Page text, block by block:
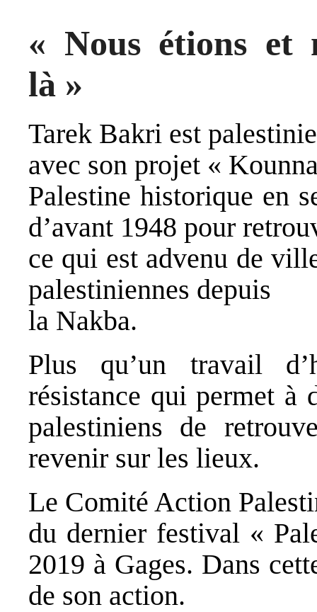
« Nous étions et
là »
Tarek Bakri est
avec son projet «
Palestine historique en
d’avant 1948 pour
ce qui est advenu de
palestiniennes depuis
la Nakba.
Plus qu’un travail
résistance qui permet à
palestiniens de
revenir sur les lieux.
Le Comité Action
du dernier festival «
2019 à Gages. Dans
de son action.